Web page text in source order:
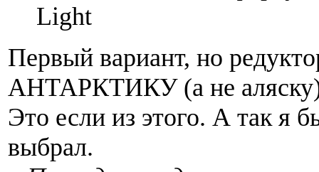
Light
Первый вариант, но
АНТАРКТИКУ (а не
Это если из этого. А так я
выбрал.